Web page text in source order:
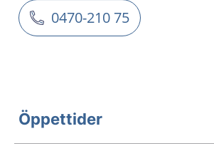
0470-210 75
Öppettider